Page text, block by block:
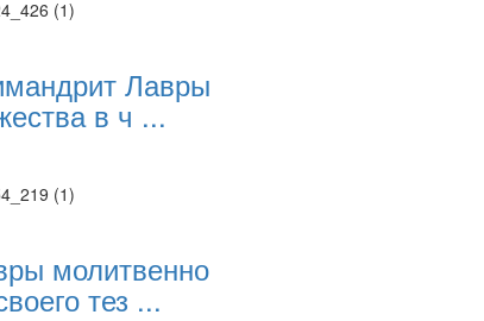
Лавры
в ч ...
молитвенно
тез ...